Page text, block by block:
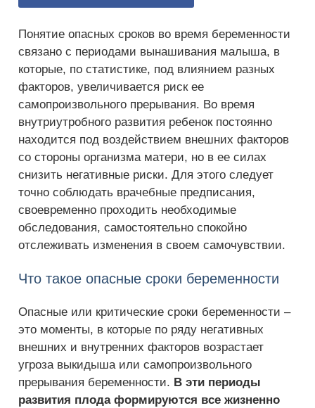
Понятие опасных сроков во время беременности
связано с периодами вынашивания малыша, в
которые, по статистике, под влиянием разных
факторов, увеличивается риск ее
самопроизвольного прерывания. Во время
внутриутробного развития ребенок постоянно
находится под воздействием внешних факторов
со стороны организма матери, но в ее силах
снизить негативные риски. Для этого следует
точно соблюдать врачебные предписания,
своевременно проходить необходимые
обследования, самостоятельно спокойно
отслеживать изменения в своем самочувствии.
Что такое опасные сроки беременности
Опасные или критические сроки беременности –
это моменты, в которые по ряду негативных
внешних и внутренних факторов возрастает
угроза выкидыша или самопроизвольного
прерывания беременности. В эти периоды
развития плода формируются все жизненно